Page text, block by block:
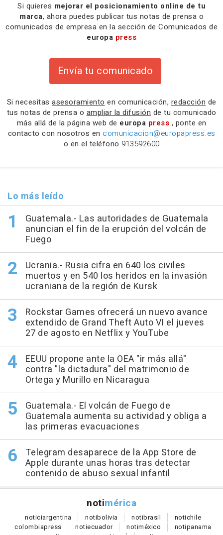
Si quieres mejorar el posicionamiento online de tu
marca, ahora puedes publicar tus notas de prensa o
comunicados de empresa en la sección de Comunicados de
europa press
Envía tu comunicado
Si necesitas asesoramiento en comunicación, redacción de
tus notas de prensa o ampliar la difusión de tu comunicado
más allá de la página web de europa press , ponte en
contacto con nosotros en comunicacion@europapress.es
o en el teléfono 913592600
Lo más leído
Guatemala.- Las autoridades de Guatemala
anuncian el fin de la erupción del volcán de
Fuego
Ucrania.- Rusia cifra en 640 los civiles
muertos y en 540 los heridos en la invasión
ucraniana de la región de Kursk
Rockstar Games ofrecerá un nuevo avance
extendido de Grand Theft Auto VI el jueves
27 de agosto en Netflix y YouTube
EEUU propone ante la OEA "ir más allá"
contra "la dictadura" del matrimonio de
Ortega y Murillo en Nicaragua
Guatemala.- El volcán de Fuego de
Guatemala aumenta su actividad y obliga a
las primeras evacuaciones
Telegram desaparece de la App Store de
Apple durante unas horas tras detectar
contenido de abuso sexual infantil
notimérica
noticiargentina notibolivia notibrasil notichile
colombiapress notiecuador notiméxico notipanama